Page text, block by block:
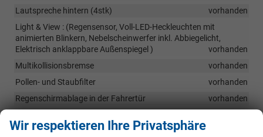
Lautspreche hintern (4stk)
vorhanden
Light & View : (Regensensor, Voll-LED-Heckleuchten mit
animierten Blinkern, Nebelscheinwerfer inkl. Abbiegelicht,
Elektrisch anklappbare Außenspiegel )
vorhanden
Multikollisionsbremse
vorhanden
Pollen- und Staubfilter
vorhanden
Regenschirmablage in der Fahrertür
vorhanden
Speedlimiter
Wir respektieren Ihre Privatsphäre